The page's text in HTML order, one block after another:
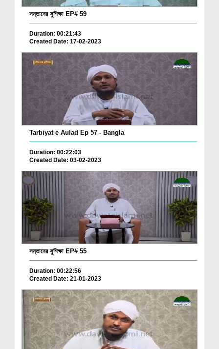
সন্তানের সুশিক্ষা EP# 59
Duration: 00:21:43
Created Date: 17-02-2023
Tarbiyat e Aulad Ep 57 - Bangla
Duration: 00:22:03
Created Date: 03-02-2023
সন্তানের সুশিক্ষা EP# 55
Duration: 00:22:56
Created Date: 21-01-2023